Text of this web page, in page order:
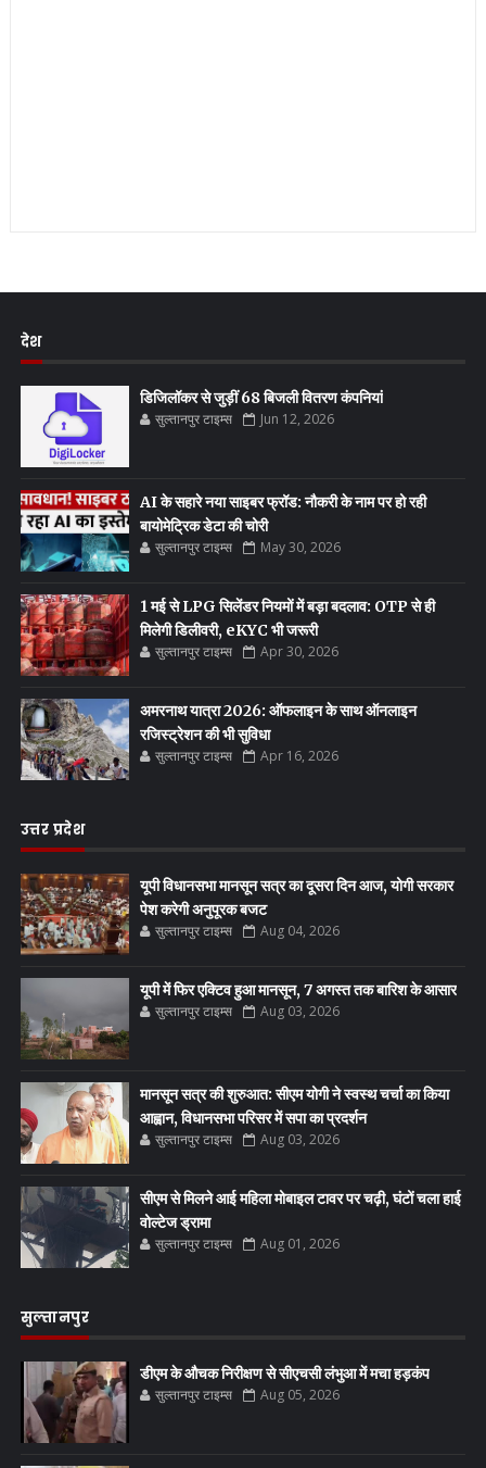
देश
डिजिलॉकर से जुड़ीं 68 बिजली वितरण कंपनियां
सुल्तानपुर टाइम्स Jun 12, 2026
AI के सहारे नया साइबर फ्रॉड: नौकरी के नाम पर हो रही
बायोमेट्रिक डेटा की चोरी
सुल्तानपुर टाइम्स May 30, 2026
1 मई से LPG सिलेंडर नियमों में बड़ा बदलाव: OTP से ही
मिलेगी डिलीवरी, eKYC भी जरूरी
सुल्तानपुर टाइम्स Apr 30, 2026
अमरनाथ यात्रा 2026: ऑफलाइन के साथ ऑनलाइन
रजिस्ट्रेशन की भी सुविधा
सुल्तानपुर टाइम्स Apr 16, 2026
उत्तर प्रदेश
यूपी विधानसभा मानसून सत्र का दूसरा दिन आज, योगी सरकार
पेश करेगी अनुपूरक बजट
सुल्तानपुर टाइम्स Aug 04, 2026
यूपी में फिर एक्टिव हुआ मानसून, 7 अगस्त तक बारिश के आसार
सुल्तानपुर टाइम्स Aug 03, 2026
मानसून सत्र की शुरुआत: सीएम योगी ने स्वस्थ चर्चा का किया
आह्वान, विधानसभा परिसर में सपा का प्रदर्शन
सुल्तानपुर टाइम्स Aug 03, 2026
सीएम से मिलने आई महिला मोबाइल टावर पर चढ़ी, घंटों चला हाई
वोल्टेज ड्रामा
सुल्तानपुर टाइम्स Aug 01, 2026
सुल्तानपुर
डीएम के औचक निरीक्षण से सीएचसी लंभुआ में मचा हड़कंप
सुल्तानपुर टाइम्स Aug 05, 2026